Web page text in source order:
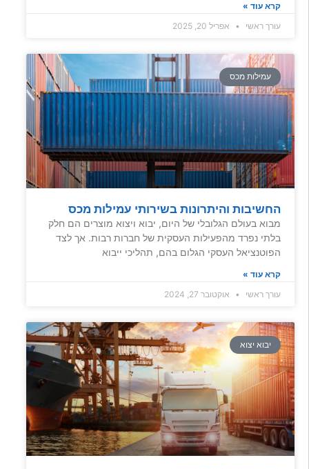
קרא עוד »
עורך ראשי
אפריל 20, 2025
עמילות מכס
החשיבות והיתרונות בשירותי עמילות מכס
מבוא בעולם הגלובלי של היום, יבוא ויצוא מוצרים הם חלק
בלתי נפרד מהפעילות העסקית של חברות רבות. אך לצד
הפוטנציאל העסקי הגלום בהם, תהליכי ייבוא
קרא עוד »
עורך ראשי
אוקטובר 27, 2024
יבוא יצוא